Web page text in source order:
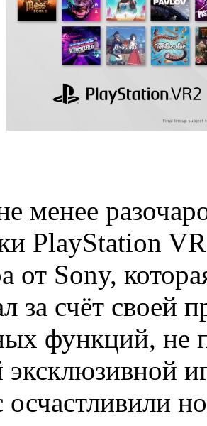
менее
PlayStation
от Sony,
за счёт своей
функций, не
осчастливили